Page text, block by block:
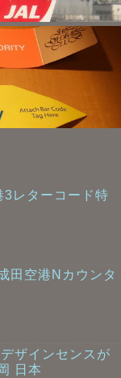
3レターコード特
田空港Nカウンタ
ザインセンスが
日本